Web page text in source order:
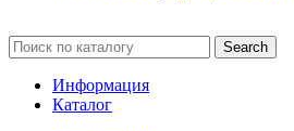
Search
Информация
Каталог